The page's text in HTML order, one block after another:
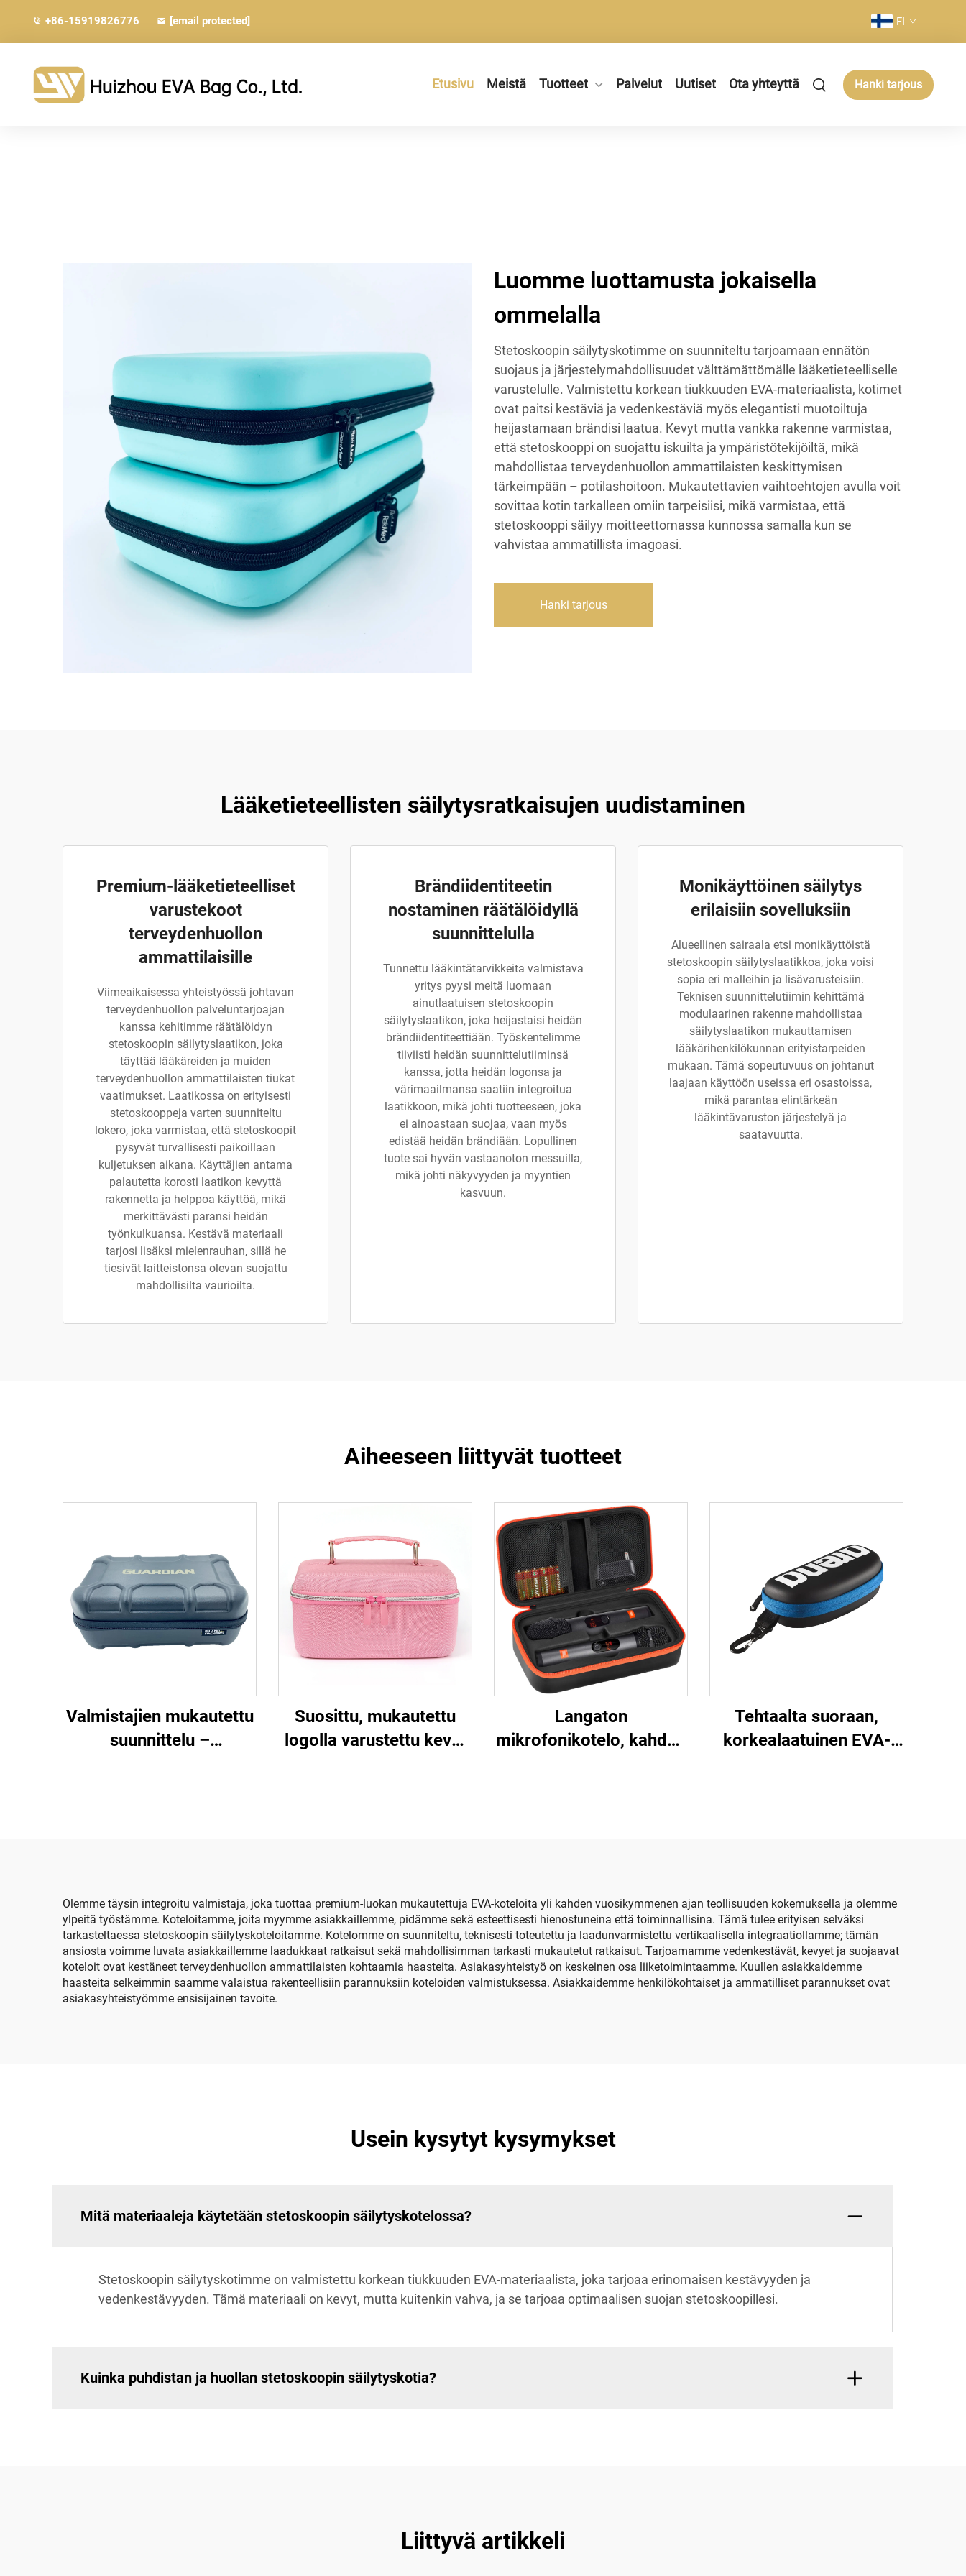
+86-15919826776 [email protected] FI
Etusivu Meistä Tuotteet Palvelut Uutiset Ota yhteyttä Hanki tarjous
Luomme luottamusta jokaisella
ommelalla
Stetoskoopin säilytyskotimme on suunniteltu tarjoamaan ennätön
suojaus ja järjestelymahdollisuudet välttämättömälle lääketieteelliselle
varustelulle. Valmistettu korkean tiukkuuden EVA-materiaalista, kotimet
ovat paitsi kestäviä ja vedenkestäviä myös elegantisti muotoiltuja
heijastamaan brändisi laatua. Kevyt mutta vankka rakenne varmistaa,
että stetoskooppi on suojattu iskuilta ja ympäristötekijöiltä, mikä
mahdollistaa terveydenhuollon ammattilaisten keskittymisen
tärkeimpään – potilashoitoon. Mukautettavien vaihtoehtojen avulla voit
sovittaa kotin tarkalleen omiin tarpeisiisi, mikä varmistaa, että
stetoskooppi säilyy moitteettomassa kunnossa samalla kun se
vahvistaa ammatillista imagoasi.
Hanki tarjous
Lääketieteellisten säilytysratkaisujen uudistaminen
Premium-lääketieteelliset
varustekoot
terveydenhuollon
ammattilaisille
Viimeaikaisessa yhteistyössä johtavan
terveydenhuollon palveluntarjoajan
kanssa kehitimme räätälöidyn
stetoskoopin säilytyslaatikon, joka
täyttää lääkäreiden ja muiden
terveydenhuollon ammattilaisten tiukat
vaatimukset. Laatikossa on erityisesti
stetoskooppeja varten suunniteltu
lokero, joka varmistaa, että stetoskoopit
pysyvät turvallisesti paikoillaan
kuljetuksen aikana. Käyttäjien antama
palautetta korosti laatikon kevyttä
rakennetta ja helppoa käyttöä, mikä
merkittävästi paransi heidän
työnkulkuansa. Kestävä materiaali
tarjosi lisäksi mielenrauhan, sillä he
tiesivät laitteistonsa olevan suojattu
mahdollisilta vaurioilta.
Brändiidentiteetin
nostaminen räätälöidyllä
suunnittelulla
Tunnettu lääkintätarvikkeita valmistava
yritys pyysi meitä luomaan
ainutlaatuisen stetoskoopin
säilytyslaatikon, joka heijastaisi heidän
brändiidentiteettiään. Työskentelimme
tiiviisti heidän suunnittelutiiminsä
kanssa, jotta heidän logonsa ja
värimaailmansa saatiin integroitua
laatikkoon, mikä johti tuotteeseen, joka
ei ainoastaan suojaa, vaan myös
edistää heidän brändiään. Lopullinen
tuote sai hyvän vastaanoton messuilla,
mikä johti näkyvyyden ja myyntien
kasvuun.
Monikäyttöinen säilytys
erilaisiin sovelluksiin
Alueellinen sairaala etsi monikäyttöistä
stetoskoopin säilytyslaatikkoa, joka voisi
sopia eri malleihin ja lisävarusteisiin.
Teknisen suunnittelutiimin kehittämä
modulaarinen rakenne mahdollistaa
säilytyslaatikon mukauttamisen
lääkärihenkilökunnan erityistarpeiden
mukaan. Tämä sopeutuvuus on johtanut
laajaan käyttöön useissa eri osastoissa,
mikä parantaa elintärkeän
lääkintävaruston järjestelyä ja
saatavuutta.
Aiheeseen liittyvät tuotteet
Valmistajien mukautettu
suunnittelu –
Suosittu, mukautettu
logolla varustettu kevyt
säilytyslaatikko,
matkakäyttöön sopiva
kestävä kovakuorinen
laatikko
Langaton
mikrofonikotelo, kahden
Tehtaalta suoraan,
korkealaatuinen EVA-
Olemme täysin integroitu valmistaja, joka tuottaa premium-luokan mukautettuja EVA-koteloita yli kahden vuosikymmenen ajan teollisuuden kokemuksella ja olemme
ylpeitä työstämme. Koteloitamme, joita myymme asiakkaillemme, pidämme sekä esteettisesti hienostuneina että toiminnallisina. Tämä tulee erityisen selväksi
tarkasteltaessa stetoskoopin säilytyskoteloitamme. Kotelomme on suunniteltu, teknisesti toteutettu ja laadunvarmistettu vertikaalisella integraatiollamme; tämän
ansiosta voimme luvata asiakkaillemme laadukkaat ratkaisut sekä mahdollisimman tarkasti mukautetut ratkaisut. Tarjoamamme vedenkestävät, kevyet ja suojaavat
koteloit ovat kestäneet terveydenhuollon ammattilaisten kohtaamia haasteita. Asiakasyhteistyö on keskeinen osa liiketoimintaamme. Kuullen asiakkaidemme
haasteita selkeimmin saamme valaistua rakenteellisiin parannuksiin koteloiden valmistuksessa. Asiakkaidemme henkilökohtaiset ja ammatilliset parannukset ovat
asiakasyhteistyömme ensisijainen tavoite.
Usein kysytyt kysymykset
Mitä materiaaleja käytetään stetoskoopin säilytyskotelossa?
Stetoskoopin säilytyskotimme on valmistettu korkean tiukkuuden EVA-materiaalista, joka tarjoaa erinomaisen kestävyyden ja
vedenkestävyyden. Tämä materiaali on kevyt, mutta kuitenkin vahva, ja se tarjoaa optimaalisen suojan stetoskoopillesi.
Kuinka puhdistan ja huollan stetoskoopin säilytyskotia?
Liittyvä artikkeli